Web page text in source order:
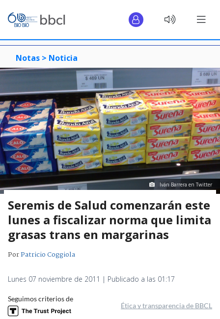
Notas > Noticia
Iván Barrera en Twitter
Seremis de Salud comenzarán este
lunes a fiscalizar norma que limita
grasas trans en margarinas
PorPatricio Coggiola
Lunes 07 noviembre de 2011 | Publicado a las 01:17
Seguimos criterios de
Ética y transparencia de BBCL